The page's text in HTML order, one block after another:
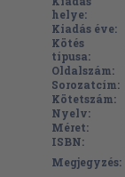
helye:
Kiadás éve:
Kötés
típusa:
Oldalszám:
Sorozatcím:
Kötetszám:
Nyelv:
Méret:
ISBN:
Megjegyzés: